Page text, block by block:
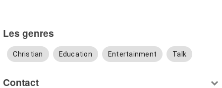
Les genres
Christian Education Entertainment Talk
Contact